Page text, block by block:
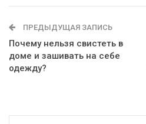
ПРЕДЫДУЩАЯ ЗАПИСЬ
Почему нельзя свистеть в
доме и зашивать на себе
одежду?